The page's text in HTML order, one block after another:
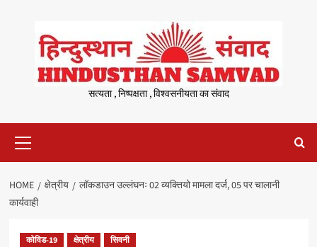
content
सत्यता , निष्पक्षता , विश्वसनीयता का संवाद
Menu
HOME क्षेत्रीय
लॉकडाउन उल्लंघनः 02 व्यक्तियो मामला दर्ज, 05 पर चालानी
कार्यवाही
कोविड-19 क्षेत्रीय सिवनी